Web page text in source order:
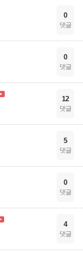
0
댓글
0
댓글
12
댓글
5
댓글
0
댓글
4
댓글